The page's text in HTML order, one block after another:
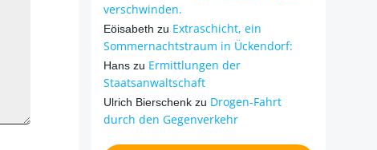
verschwinden.
Eöisabeth zu Extraschicht, ein
Sommernachtstraum in Ückendorf:
Hans zu Ermittlungen der
Staatsanwaltschaft
Ulrich Bierschenk zu Drogen-Fahrt
durch den Gegenverkehr